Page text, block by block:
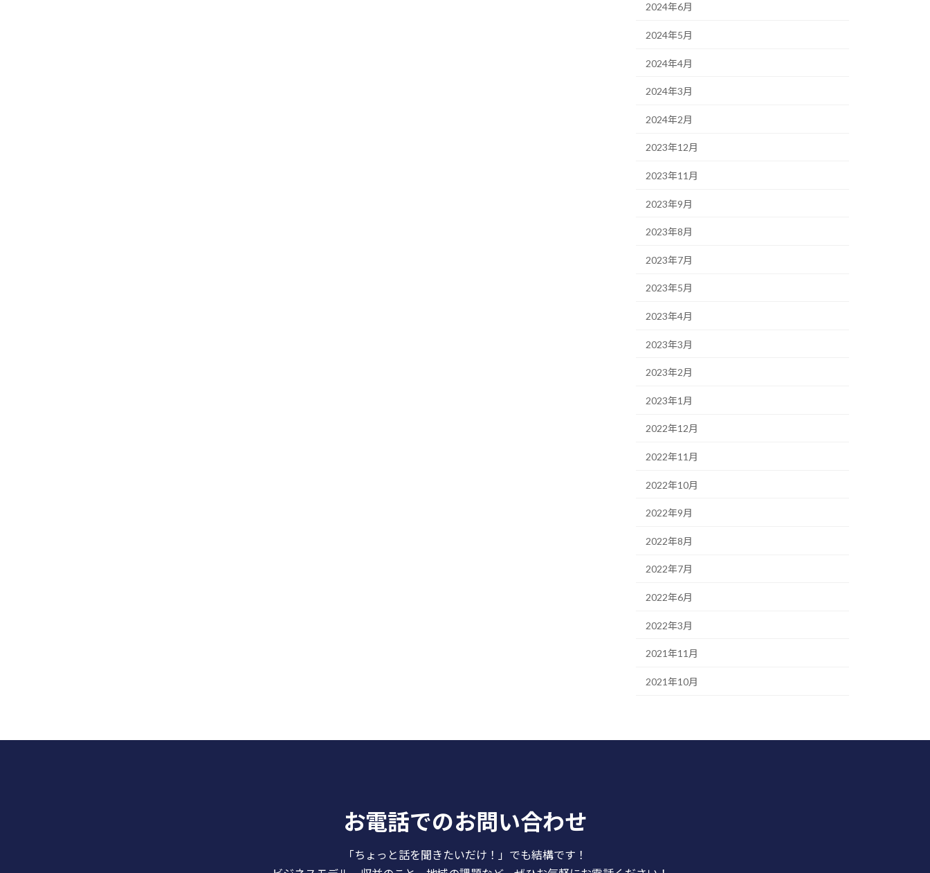
2024年6月
2024年5月
2024年4月
2024年3月
2024年2月
2023年12月
2023年11月
2023年9月
2023年8月
2023年7月
2023年5月
2023年4月
2023年3月
2023年2月
2023年1月
2022年12月
2022年11月
2022年10月
2022年9月
2022年8月
2022年7月
2022年6月
2022年3月
2021年11月
2021年10月
お電話でのお問い合わせ
「ちょっと話を聞きたいだけ！」でも結構です！